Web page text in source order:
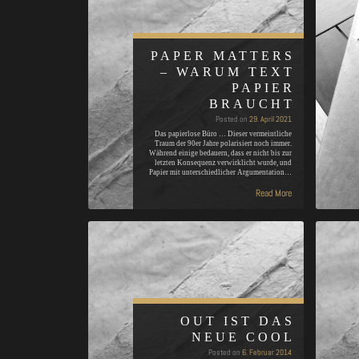
PAPER MATTERS
– WARUM TEXT
PAPIER
BRAUCHT
Posted on29. April 2021
Das papierlose Büro … Dieser vermeintliche
Traum der 90er Jahre polarisiert noch immer.
Während einige bedauern, dass er nicht bis zur
letzten Konsequenz verwirklicht wurde, und
Papier mit unterschiedlicher Argumentation…
Read More
OUT IST DAS
NEUE COOL
Posted on6. Februar 2014